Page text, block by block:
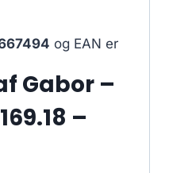
og EAN er
Gabor –
–